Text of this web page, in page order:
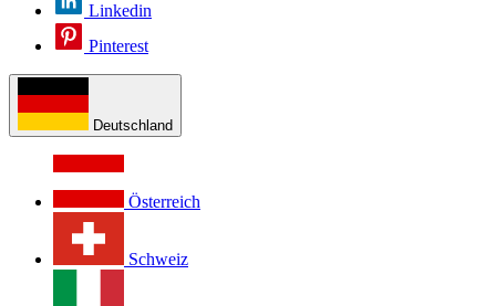
Linkedin
Pinterest
Deutschland
Österreich
Schweiz